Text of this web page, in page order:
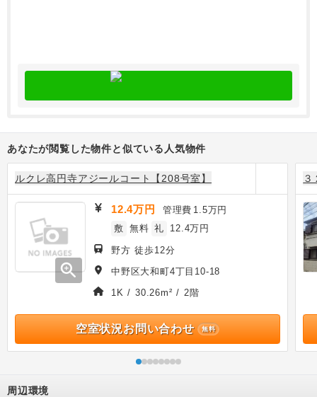
あなたが閲覧した物件と似ている人気物件
ルクレ高円寺アジールコート【208号室】
zoom_in
12.4万円 管理費 1.5万円
敷 無料 礼 12.4万円
野方 徒歩12分
中野区大和町4丁目10-18
1K / 30.26m² / 2階
空室状況お問い合わせ 無料
周辺環境